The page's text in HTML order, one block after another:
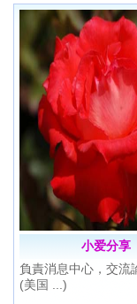
小爱分享
負責消息中心，交流
(美国 ...)